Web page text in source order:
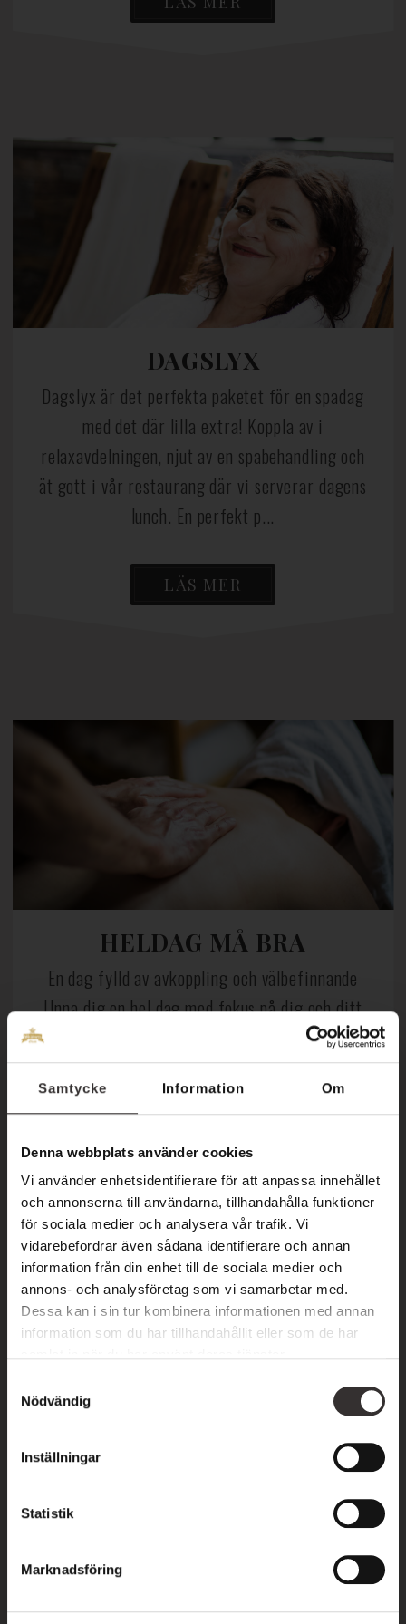
Samtycke Information Om
Denna webbplats använder cookies
Vi använder enhetsidentifierare för att anpassa innehållet
och annonserna till användarna, tillhandahålla funktioner
för sociala medier och analysera vår trafik. Vi
vidarebefordrar även sådana identifierare och annan
information från din enhet till de sociala medier och
annons- och analysföretag som vi samarbetar med.
Dessa kan i sin tur kombinera informationen med annan
information som du har tillhandahållit eller som de har
Nödvändig
Inställningar
Statistik
Marknadsföring
DAGSLYX
Dagslyx är det perfekta paketet för en spadag
med det där lilla extra! Koppla av i
relaxavdelningen, njut av en spabehandling och
ät gott i vår restaurang där vi serverar dagens
lunch. En perfekt p...
LÄS MER
HELDAG MÅ BRA
En dag fylld av avkoppling och välbefinnande
Unna dig en hel dag med fokus på dig och ditt
välmående. Med vårt Heldag Må Bra-paket får
du uppleva en kombination av avkoppling,
njutning och återhäm...
Njut av en härlig kväll hos oss, tillsammans med
den du älskar! Vårt kvällsmyspaket är den